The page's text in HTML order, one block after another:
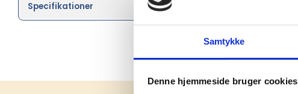
Samtykke
Denne hjemmeside bruger cookies
Specifikationer